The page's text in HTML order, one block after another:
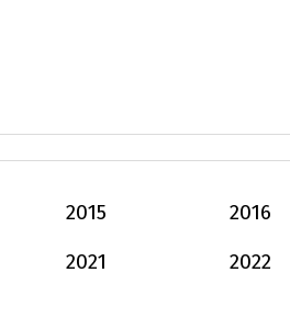
2015
2016
2021
2022